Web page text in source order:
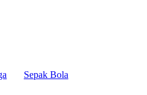
Sepak Bola